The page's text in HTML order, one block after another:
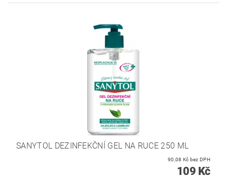
SANYTOL DEZINFEKČNÍ GEL NA RUCE 250 ML
90,08 Kč bez DPH
109 Kč